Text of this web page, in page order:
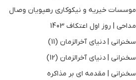
موسسات خیریه و نیکوکاری رهپویان وصال
مداحی | روز اول اعتکاف 1403
سخنرانی | دنیای آخرالزمان (11)
سخنرانی | دنیای آخرالزمان (12)
سخنرانی | مقدمه ای بر مذاکره